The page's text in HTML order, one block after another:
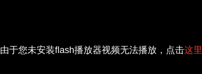
由于您未安装flash播放器视频无法播放，点击这里